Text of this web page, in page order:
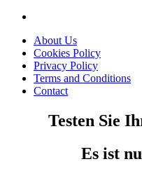
About Us
Cookies Policy
Privacy Policy
Terms and Conditions
Contact
Testen Sie
Es ist